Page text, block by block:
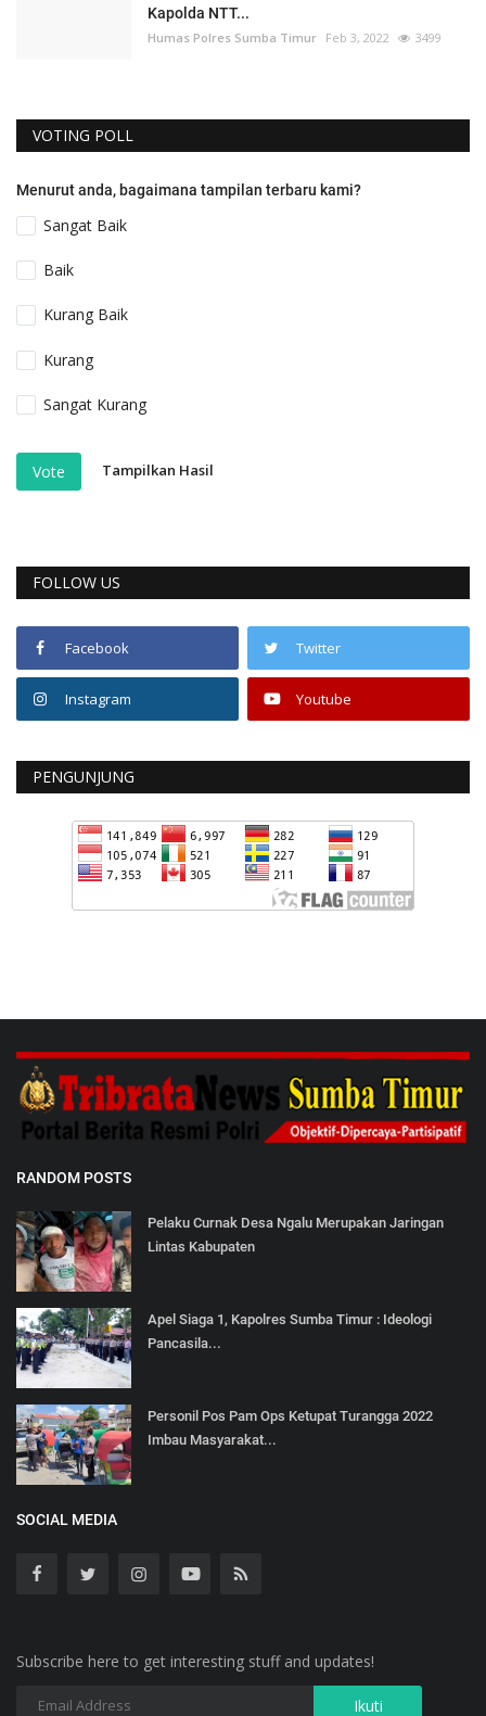
Kapolda NTT...
Humas Polres Sumba Timur Feb 3, 2022 3499
VOTING POLL
Menurut anda, bagaimana tampilan terbaru kami?
Sangat Baik
Baik
Kurang Baik
Kurang
Sangat Kurang
Vote Tampilkan Hasil
FOLLOW US
Facebook Twitter
Instagram Youtube
PENGUNJUNG
RANDOM POSTS
Pelaku Curnak Desa Ngalu Merupakan Jaringan
Lintas Kabupaten
Apel Siaga 1, Kapolres Sumba Timur : Ideologi
Pancasila...
Personil Pos Pam Ops Ketupat Turangga 2022
Imbau Masyarakat...
SOCIAL MEDIA
Subscribe here to get interesting stuff and updates!